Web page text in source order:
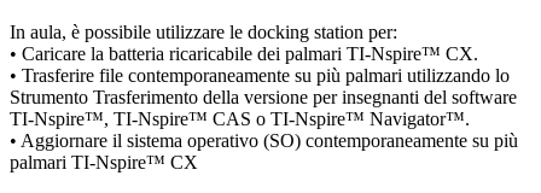
In aula, è possibile utilizzare le docking station per:
• Caricare la batteria ricaricabile dei palmari TI-Nspire™ CX.
• Trasferire file contemporaneamente su più palmari utilizzando lo
Strumento Trasferimento della versione per insegnanti del software
TI-Nspire™, TI-Nspire™ CAS o TI-Nspire™ Navigator™.
• Aggiornare il sistema operativo (SO) contemporaneamente su più
palmari TI-Nspire™ CX